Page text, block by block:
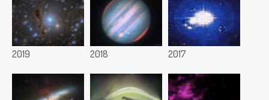
2019 2018 2017